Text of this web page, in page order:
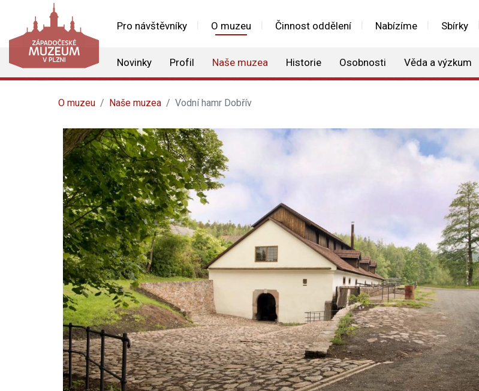
Pro návštěvníky O muzeu Činnost oddělení Nabízíme Sbírky
Novinky Profil Naše muzea Historie Osobnosti Věda a výzkum
O muzeu Naše muzea Vodní hamr Dobřív